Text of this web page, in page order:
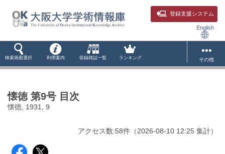
登録支援システム
English
検索画面選択 利用案内 収録雑誌一覧 ランキング その他
懐徳 第9号 目次
懐徳, 1931, 9
アクセス数:58件 （2026-08-10 12:25 集計）